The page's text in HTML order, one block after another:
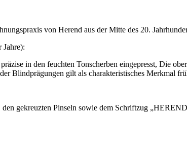
von Herend aus der Mitte des 20.
Jahre):
in den feuchten Tonscherben eingepresst, Die
Blindprägungen gilt als charakteristisches Merkmal
gekreuzten Pinseln sowie dem Schriftzug